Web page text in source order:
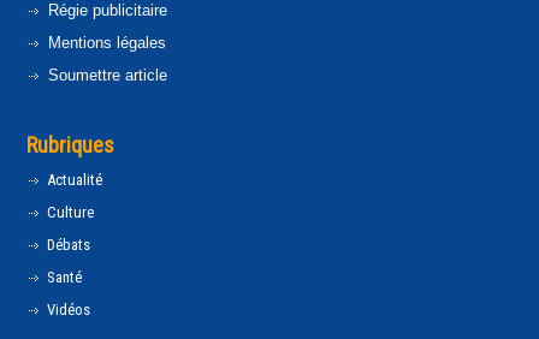
Régie publicitaire
Mentions légales
Soumettre article
Rubriques
Actualité
Culture
Débats
Santé
Vidéos